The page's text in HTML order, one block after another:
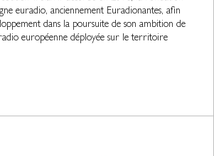
euradio, anciennement Euradionantes, afin
dans la poursuite de son ambition de
européenne déployée sur le territoire